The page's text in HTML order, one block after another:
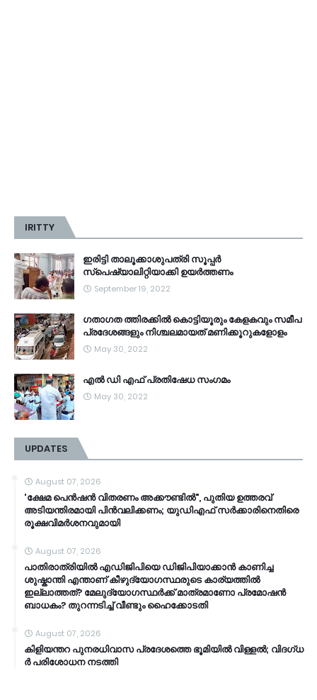
IRITTY
ഇരിട്ടി താലൂക്കാശുപത്രി സൂപ്പർ
സ്‌പെഷ്യാലിറ്റിയാക്കി ഉയർത്തണം
September 19, 2022
ഗതാഗത ത്തിരക്കിൽ കൊട്ടിയൂരും കേളകവും സമീപ
പ്രദേശങ്ങളും നിശ്ചലമായത് മണിക്കൂറുകളോളം
May 30, 2022
എൽ ഡി എഫ് പ്രതിഷേധ സംഗമം
May 30, 2022
UPDATES
August 07, 2026
'ക്ഷേമ പെൻഷൻ വിതരണം അക്കൗണ്ടിൽ", പുതിയ ഉത്തരവ്
അടിയന്തിരമായി പിൻവലിക്കണം; യുഡിഎഫ് സർക്കാരിനെതിരെ
രൂക്ഷവിമർശനവുമായി
August 07, 2026
പാതിരാത്രിയിൽ എഡിജിപിയെ ഡിജിപിയാക്കാൻ കാണിച്ച
ശുഷ്കാന്തി എന്താണ് കീഴുദ്യോഗസ്ഥരുടെ കാര്യത്തിൽ
ഇല്ലാത്തത്? മേലുദ്യോഗസ്ഥർക്ക് മാത്രമാണോ പ്രമോഷൻ
ബാധകം? തുറന്നടിച്ച് വീണ്ടും ഹൈക്കോടതി
August 07, 2026
കി​ളി​യ​ന്ത​റ പു​ന​ര​ധി​വാ​സ പ്രദേശത്തെ ഭൂ​മി​യി​ൽ വി​ള്ള​ൽ; വി​ദ​ഗ്ധ​
ർ പ​രി​ശോ​ധ​ന ന​ട​ത്തി